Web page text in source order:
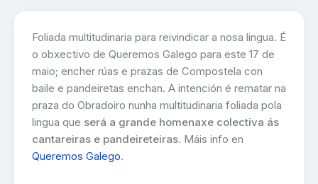
Foliada multitudinaria para reivindicar a nosa lingua. É
o obxectivo de Queremos Galego para este 17 de
maio; encher rúas e prazas de Compostela con
baile e pandeiretas enchan. A intención é rematar na
praza do Obradoiro nunha multitudinaria foliada pola
lingua que será a grande homenaxe colectiva ás
cantareiras e pandeireteiras. Máis info en
Queremos Galego.